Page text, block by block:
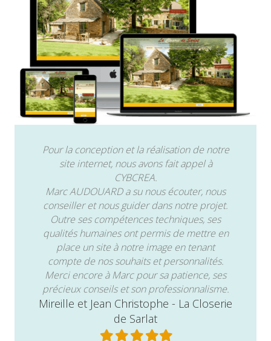
Pour la conception et la réalisation de notre
site internet, nous avons fait appel à
CYBCREA.
Marc AUDOUARD a su nous écouter, nous
conseiller et nous guider dans notre projet.
Outre ses compétences techniques, ses
qualités humaines ont permis de mettre en
place un site à notre image en tenant
compte de nos souhaits et personnalités.
Merci encore à Marc pour sa patience, ses
précieux conseils et son professionnalisme.
Mireille et Jean Christophe - La Closerie
de Sarlat
FilledFilledFilledFilledFilled